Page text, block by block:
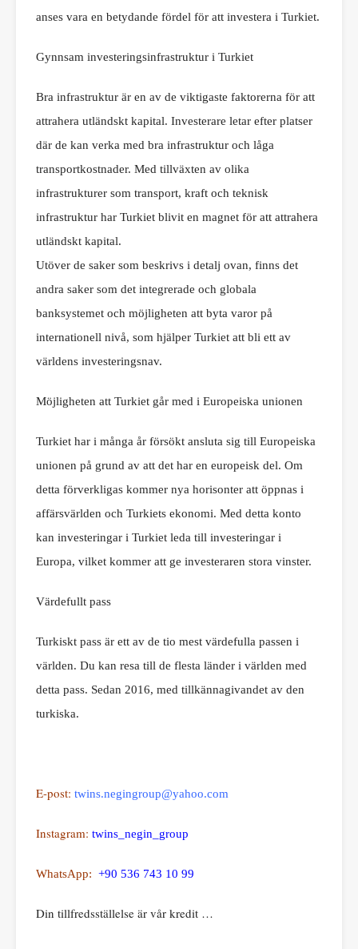
anses vara en betydande fördel för att investera i Turkiet.
Gynnsam investeringsinfrastruktur i Turkiet
Bra infrastruktur är en av de viktigaste faktorerna för att
attrahera utländskt kapital. Investerare letar efter platser
där de kan verka med bra infrastruktur och låga
transportkostnader. Med tillväxten av olika
infrastrukturer som transport, kraft och teknisk
infrastruktur har Turkiet blivit en magnet för att attrahera
utländskt kapital.
Utöver de saker som beskrivs i detalj ovan, finns det
andra saker som det integrerade och globala
banksystemet och möjligheten att byta varor på
internationell nivå, som hjälper Turkiet att bli ett av
världens investeringsnav.
Möjligheten att Turkiet går med i Europeiska unionen
Turkiet har i många år försökt ansluta sig till Europeiska
unionen på grund av att det har en europeisk del. Om
detta förverkligas kommer nya horisonter att öppnas i
affärsvärlden och Turkiets ekonomi. Med detta konto
kan investeringar i Turkiet leda till investeringar i
Europa, vilket kommer att ge investeraren stora vinster.
Värdefullt pass
Turkiskt pass är ett av de tio mest värdefulla passen i
världen. Du kan resa till de flesta länder i världen med
detta pass. Sedan 2016, med tillkännagivandet av den
turkiska.
E-post: twins.negingroup@yahoo.com
Instagram: twins_negin_group
WhatsApp: +90 536 743 10 99
Din tillfredsställelse är vår kredit …